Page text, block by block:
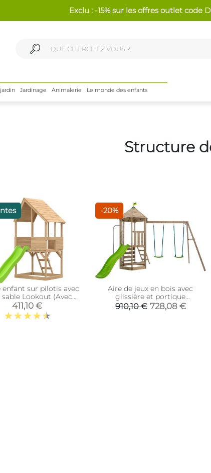
Exclu : -15% sur les offres outlet code
Jardinage Animalerie Le monde des enfants
Structure
enfant sur pilotis avec
sable Lookout (Avec
glissière)
411,10 €
-20%
Aire de jeux en bois avec
glissière et portique
Castelwood
910,10 € 728,08 €